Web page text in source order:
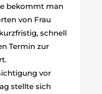
bekommt man
von Frau
schnell
Termin zur
vor
stellte sich